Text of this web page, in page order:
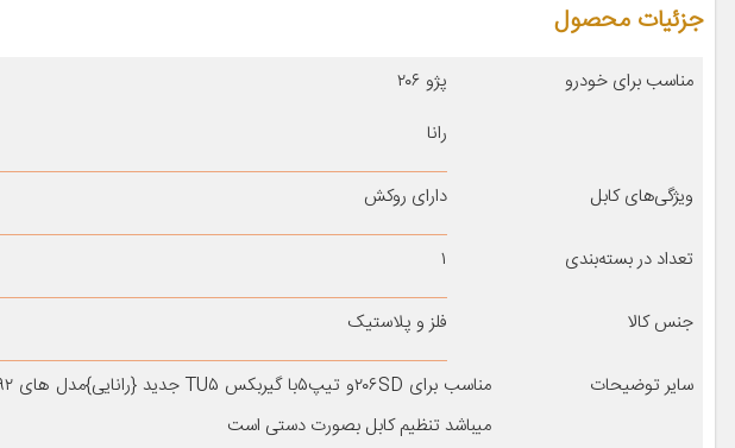
جزئیات محصول
مناسب برای خودرو
پژو ۲۰۶
رانا
ویژگی‌های کابل دارای روکش
تعداد در بسته‌بندی ۱
جنس کالا فلز و پلاستیک
سایر توضیحات
میباشد تنظیم کابل بصورت دستی است